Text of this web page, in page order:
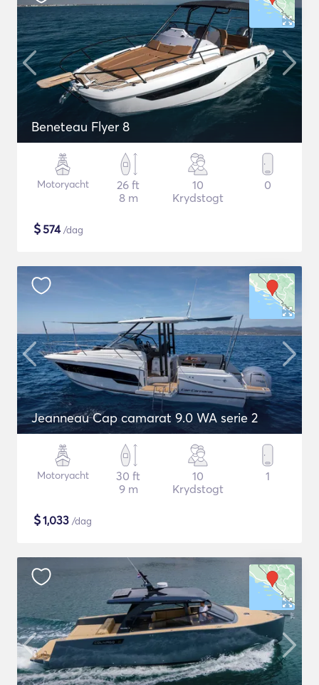
Beneteau Flyer 8
Motoryacht
26 ft
8 m
10
Krydstogt
0
$574/dag
Jeanneau Cap camarat 9.0 WA serie 2
Motoryacht
30 ft
9 m
10
Krydstogt
1
$1,033 /dag